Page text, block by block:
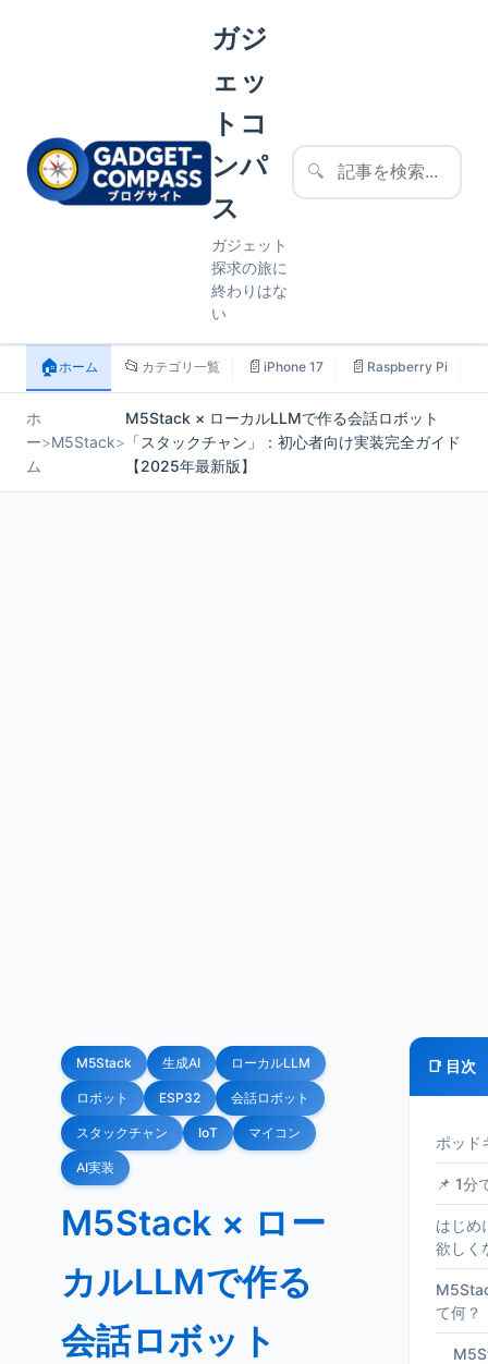
ガジ
ェッ
トコ
ンパ
ス
ガジェット
探求の旅に
終わりはな
い
🔍
🏠ホーム 📂 カテゴリ一覧 📄 iPhone 17 📄 Raspberry Pi
ホ
ー
ム
>M5Stack>
M5Stack × ローカルLLMで作る会話ロボット
「スタックチャン」：初心者向け実装完全ガイド
【2025年最新版】
M5Stack 生成AI ローカルLLM
ロボット ESP32 会話ロボット
スタックチャン IoT マイコン
AI実装
M5Stack × ロー
カルLLMで作る
会話ロボット
📑 目次
ポッド
📌 1分
はじめ
欲しく
て何？